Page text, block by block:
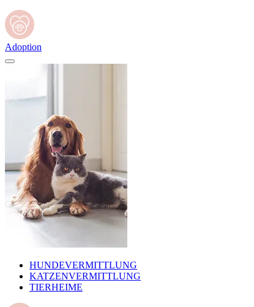
Adoption
HUNDEVERMITTLUNG
KATZENVERMITTLUNG
TIERHEIME